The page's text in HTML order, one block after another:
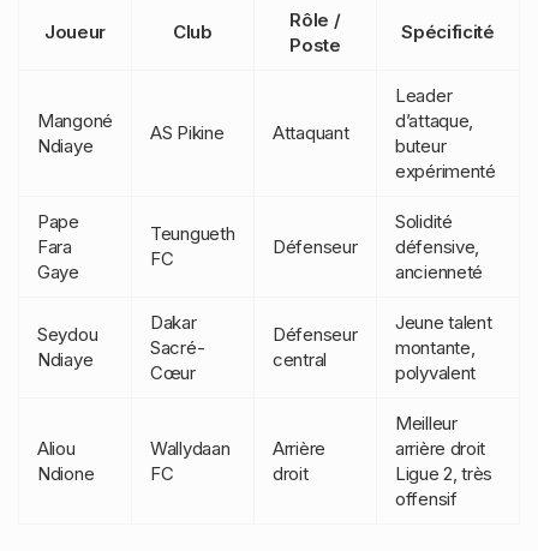
Joueur Club
Rôle /
Poste
Spécificité
Mangoné
Ndiaye
AS Pikine Attaquant
Leader
d’attaque,
buteur
expérimenté
Pape
Fara
Gaye
Teungueth
FC
Défenseur
Solidité
défensive,
ancienneté
Seydou
Ndiaye
Dakar
Sacré-
Cœur
Défenseur
central
Jeune talent
montante,
polyvalent
Aliou
Ndione
Wallydaan
FC
Arrière
droit
Meilleur
arrière droit
Ligue 2, très
offensif